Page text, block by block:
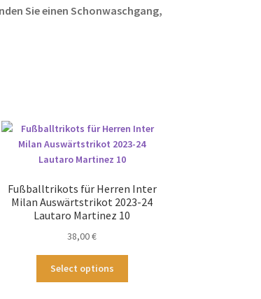
Sie einen Schonwaschgang,
Fußballtrikots für Herren Inter
Milan Auswärtstrikot 2023-24
Lautaro Martinez 10
38,00€
Select options